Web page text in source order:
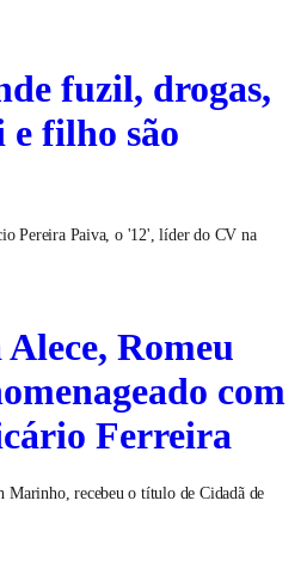
fuzil, drogas,
e filho são
Pereira Paiva, o '12', líder do CV na
Romeu
com
Ferreira
Marinho, recebeu o título de Cidadã de